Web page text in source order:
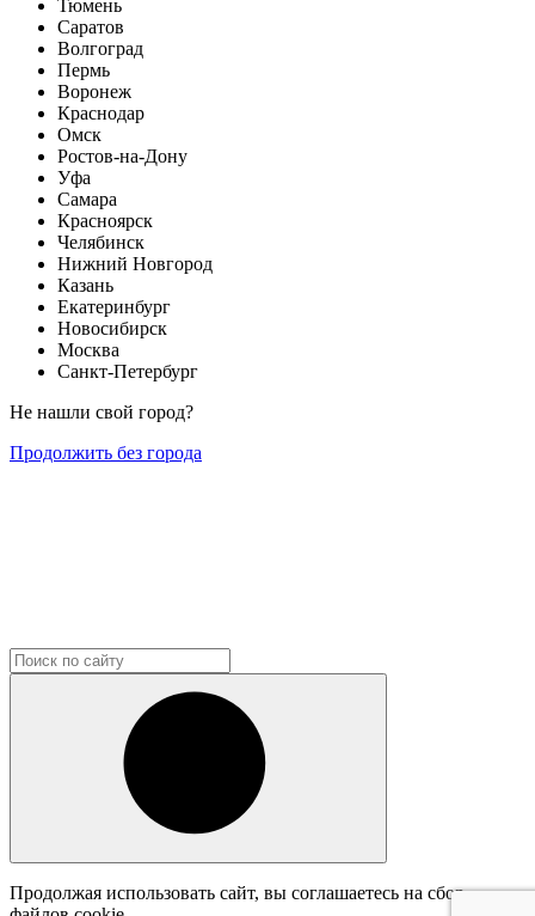
Тюмень
Саратов
Волгоград
Пермь
Воронеж
Краснодар
Омск
Ростов-на-Дону
Уфа
Самара
Красноярск
Челябинск
Нижний Новгород
Казань
Екатеринбург
Новосибирск
Москва
Санкт-Петербург
Не нашли свой город?
Продолжить без города
Продолжая использовать сайт, вы соглашаетесь на сбор